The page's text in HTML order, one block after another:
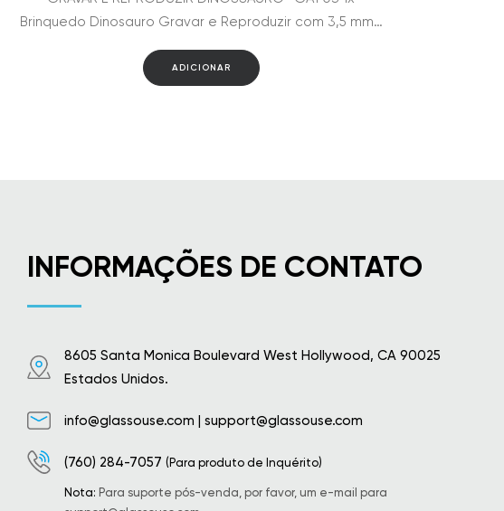
Brinquedo Dinosauro Gravar e Reproduzir com 3,5 mm…
ADICIONAR
INFORMAÇÕES DE CONTATO
8605 Santa Monica Boulevard West Hollywood, CA 90025
Estados Unidos.
info@glassouse.com | support@glassouse.com
(760) 284-7057 (Para produto de Inquérito)
Nota: Para suporte pós-venda, por favor, um e-mail para